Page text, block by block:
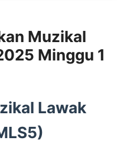
Muzikal
Minggu 1
Lawak